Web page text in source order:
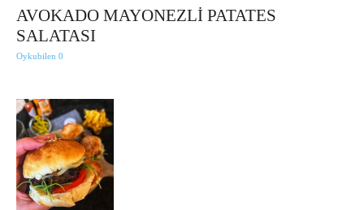
AVOKADO MAYONEZLİ PATATES
SALATASI
Oykubilen 0